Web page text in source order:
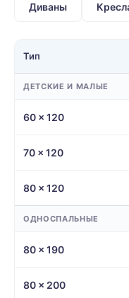
Диваны
Тип
ДЕТСКИЕ И МАЛЫЕ
60 × 120
70 × 120
80 × 120
ОДНОСПАЛЬНЫЕ
80 × 190
80 × 200